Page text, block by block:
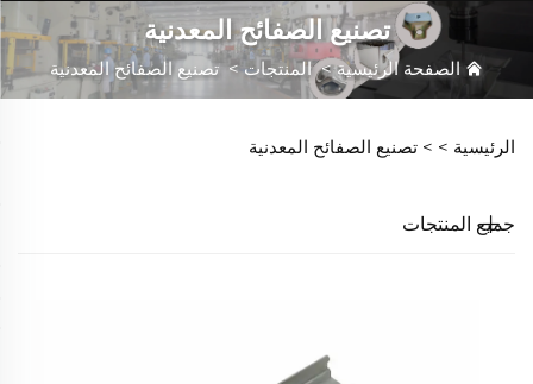
تصنيع الصفائح المعدنية
الصفحة الرئيسية>المنتجات >تصنيع الصفائح المعدنية
الرئيسية > > تصنيع الصفائح المعدنية
جميع المنتجات